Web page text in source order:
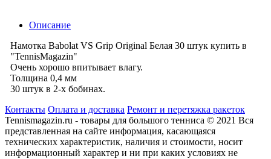
Описание
Намотка Babolat VS Grip Original Белая 30 штук купить в
"TennisMagazin"
Очень хорошо впитывает влагу.
Толщина 0,4 мм
30 штук в 2-х бобинах.
Контакты Оплата и доставка Ремонт и перетяжка ракеток
Tennismagazin.ru - товары для большого тенниса © 2021 Вся
представленная на сайте информация, касающаяся
технических характеристик, наличия и стоимости, носит
информационный характер и ни при каких условиях не